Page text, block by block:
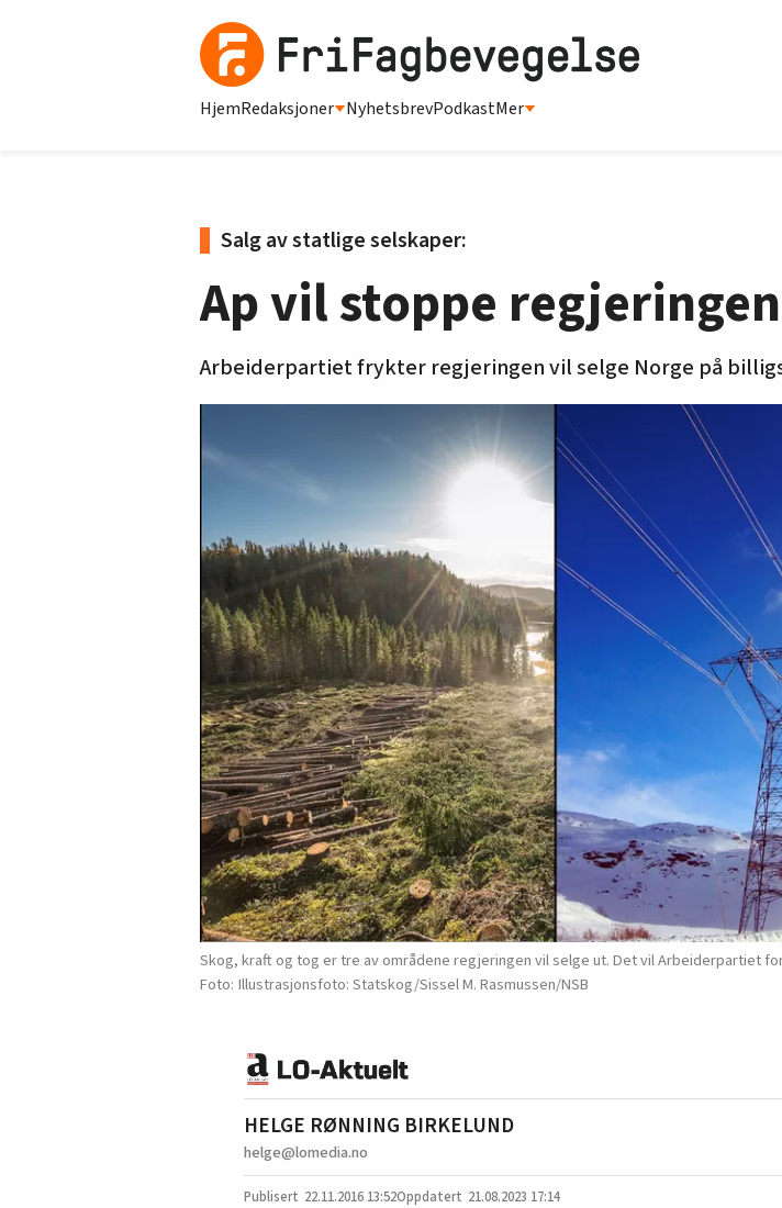
HjemRedaksjoner NyhetsbrevPodkastMer
Salg av statlige selskaper:
Ap vil stoppe
Arbeiderpartiet frykter regjeringen vil selge Norge på
Skog, kraft og tog er tre av områdene regjeringen vil selge ut. Det vil Arbeiderpartiet
Illustrasjonsfoto: Statskog/Sissel M. Rasmussen/NSB
HELGE RØNNING BIRKELUND
helge@lomedia.no
22.11.2016 13:52 21.08.2023 17:14